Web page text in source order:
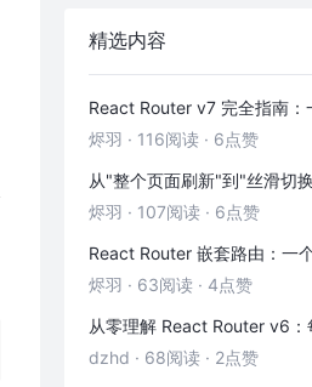
参考
精选内容
烬羽 · 116阅读 · 6点赞
烬羽 · 107阅读 · 6点赞
烬羽 · 63阅读 · 4点赞
dzhd · 68阅读 · 2点赞